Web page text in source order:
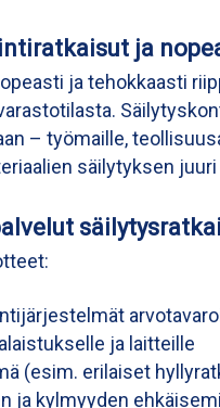
ja
ja tehokkaasti
– työmaille,
säilytyksen
ja laitteille
(esim. erilaiset
ja kylmyyden